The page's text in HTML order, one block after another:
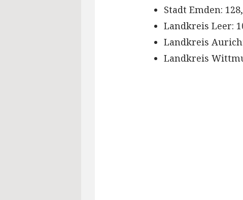
Stadt Emden:
Landkreis Leer:
Landkreis
Landkreis